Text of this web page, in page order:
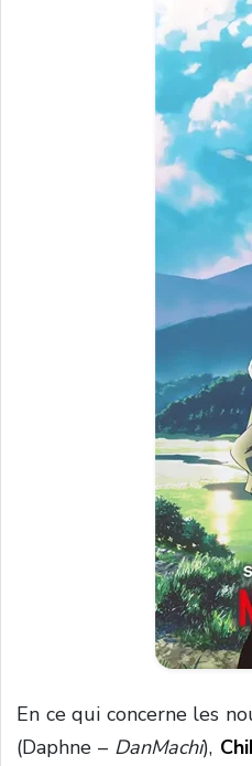
En ce qui concerne les
(Daphne – DanMachi),